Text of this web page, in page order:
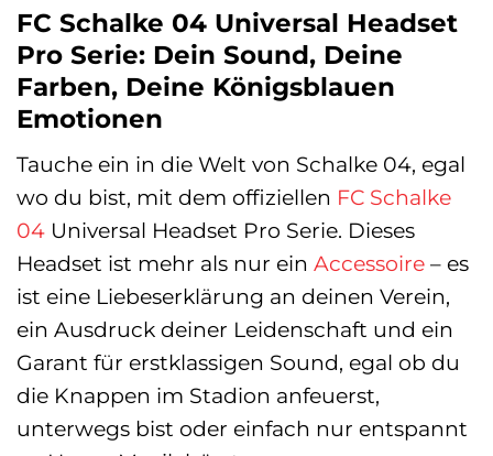
FC Schalke 04 Universal Headset
Pro Serie: Dein Sound, Deine
Farben, Deine Königsblauen
Emotionen
Tauche ein in die Welt von Schalke 04, egal
wo du bist, mit dem offiziellen FC Schalke
04 Universal Headset Pro Serie. Dieses
Headset ist mehr als nur ein Accessoire – es
ist eine Liebeserklärung an deinen Verein,
ein Ausdruck deiner Leidenschaft und ein
Garant für erstklassigen Sound, egal ob du
die Knappen im Stadion anfeuerst,
unterwegs bist oder einfach nur entspannt